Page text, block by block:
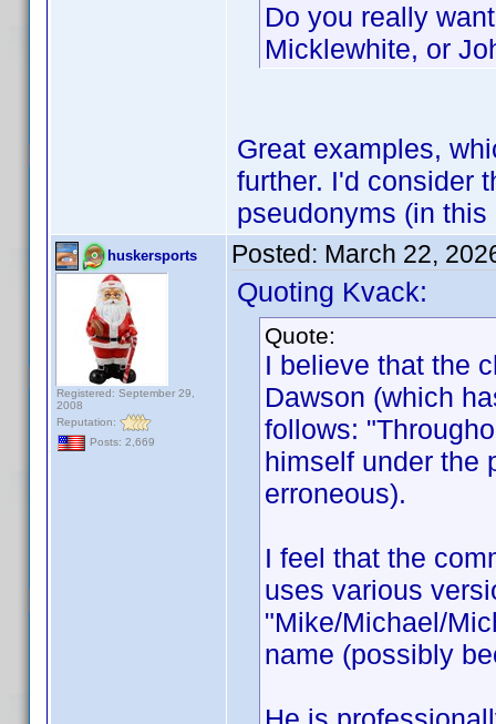
Do you really
Micklewhite, or
Great examples,
further. I'd consider
pseudonyms (in
huskersports
Registered: September 29,
2008
Reputation:
Posts: 2,669
Posted: March 22,
Quoting Kvack:
Quote:
I believe that the
Dawson (which
follows:
himself under the
erroneous).
I feel that the
uses various
"Mike/Michael/
name (possibly